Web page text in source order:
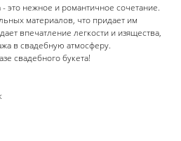
- это нежное и романтичное сочетание.
материалов, что придает им
впечатление легкости и изящества,
в свадебную атмосферу.
свадебного букета!